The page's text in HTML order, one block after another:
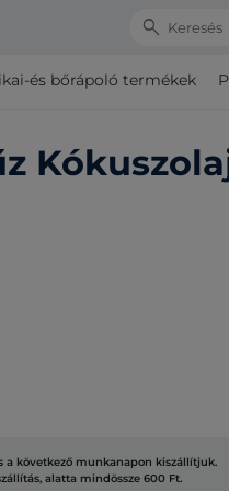
Search
és bőrápoló termékek
a következő munkanapon kiszállítjuk.
alatta mindössze 600 Ft.